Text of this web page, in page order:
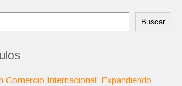
Buscar
Comercio Internacional: Expandiendo